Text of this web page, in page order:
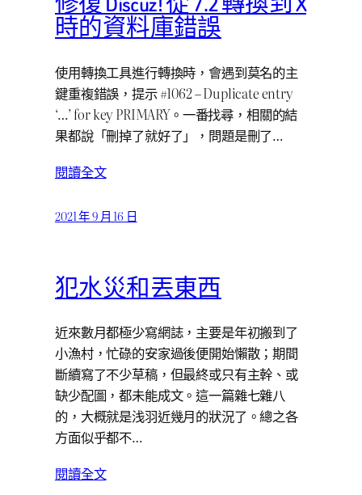
時的資料庫錯誤
使用轉換工具進行轉換時，會遇到莫名的主
鍵重複錯誤，提示 #1062 – Duplicate entry
‘…’ for key PRIMARY。一番找尋，相關的結
果都說「刪掉了就好了」，問題是刪了…
閱讀全文
2021 年 9 月 16 日
犯水災和丟東西
近來數月都極少寫網誌，主要是年初搬到了
小漁村，忙碌的安家過後便開始懶散；期間
斷續寫了不少草稿，但最終或只有主幹、或
缺少配圖，都未能成文。這一篇雜七雜八
的，大概就是浅羽近幾月的狀況了。總之各
方面似乎都不…
閱讀全文